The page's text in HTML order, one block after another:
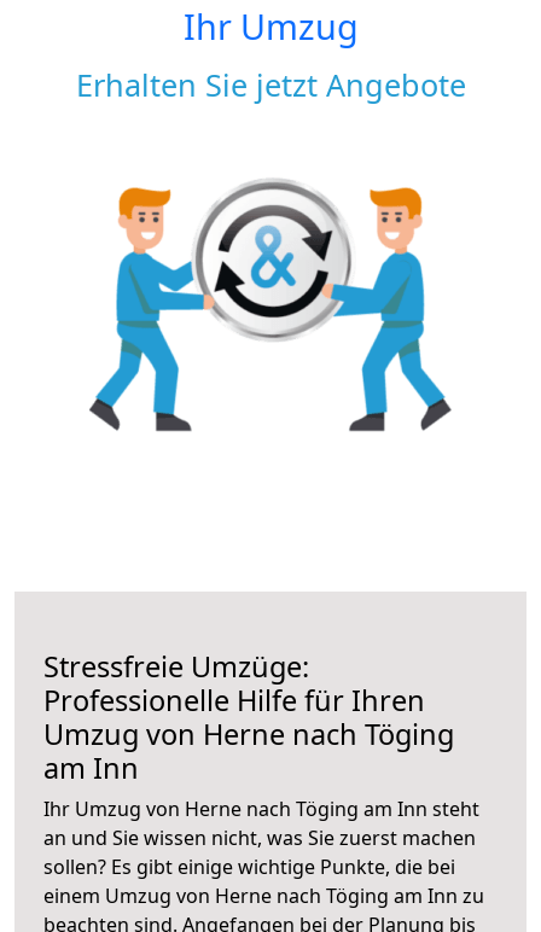
Ihr Umzug
Erhalten Sie jetzt Angebote
Stressfreie Umzüge:
Professionelle Hilfe für Ihren
Umzug von Herne nach Töging
am Inn
Ihr Umzug von Herne nach Töging am Inn steht
an und Sie wissen nicht, was Sie zuerst machen
sollen? Es gibt einige wichtige Punkte, die bei
einem Umzug von Herne nach Töging am Inn zu
beachten sind. Angefangen bei der Planung bis